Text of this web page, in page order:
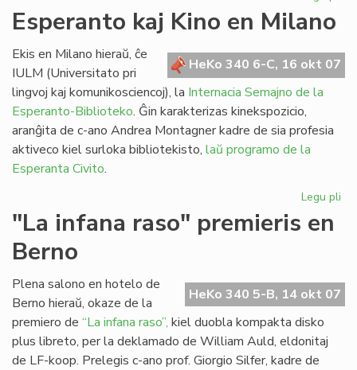
Esperanto kaj Kino en Milano
HeKo 340 6-C, 16 okt 07
Ekis en Milano hieraŭ, ĉe
IULM (Universitato pri
lingvoj kaj komunikosciencoj), la Internacia Semajno de la
Esperanto-Biblioteko. Ĝin karakterizas kinekspozicio,
aranĝita de c-ano Andrea Montagner kadre de sia profesia
aktiveco kiel surloka bibliotekisto, laŭ programo de la
Esperanta Civito.
Legu pli
"La infana raso" premieris en
Berno
HeKo 340 5-B, 14 okt 07
Plena salono en hotelo de
Berno hieraŭ, okaze de la
premiero de “La infana raso”, kiel duobla kompakta disko
plus libreto, per la deklamado de William Auld, eldonitaj
de LF-koop. Prelegis c-ano prof. Giorgio Silfer, kadre de